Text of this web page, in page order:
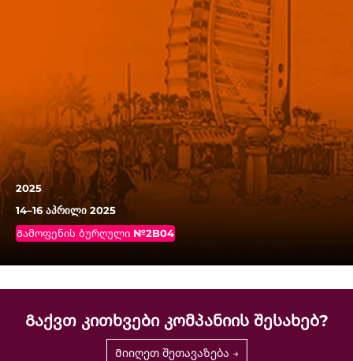
2025
14–16 აპრილი 2025
Გამოფენის ბურღული №2B04
Გაქვთ Კითხვები Კომპანიის Შესახებ?
Მიიღეთ შეთავაზება →